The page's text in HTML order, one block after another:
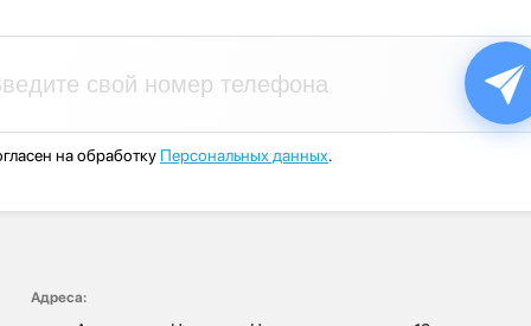
на обработку Персональных данных.
Адреса: